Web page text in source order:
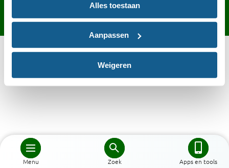
Alles toestaan
Aanpassen
Weigeren
Menu Zoek Apps en tools